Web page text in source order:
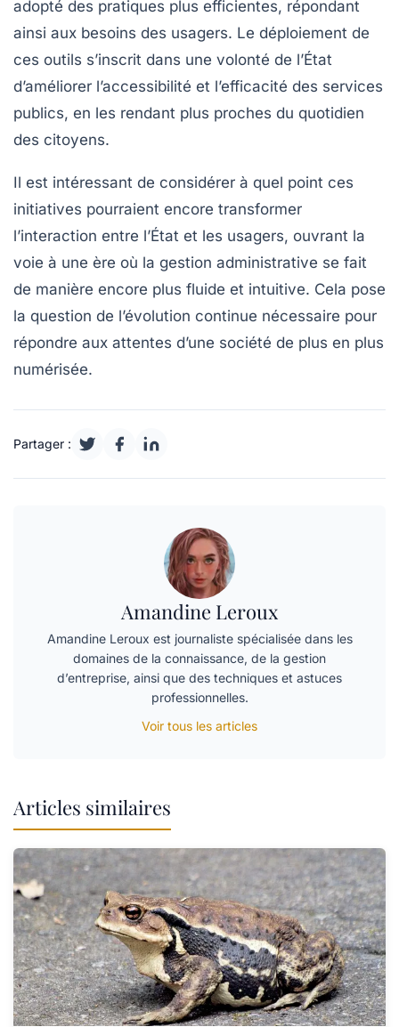
adopté des pratiques plus efficientes, répondant
ainsi aux besoins des usagers. Le déploiement de
ces outils s’inscrit dans une volonté de l’État
d’améliorer l’accessibilité et l’efficacité des services
publics, en les rendant plus proches du quotidien
des citoyens.
Il est intéressant de considérer à quel point ces
initiatives pourraient encore transformer
l’interaction entre l’État et les usagers, ouvrant la
voie à une ère où la gestion administrative se fait
de manière encore plus fluide et intuitive. Cela pose
la question de l’évolution continue nécessaire pour
répondre aux attentes d’une société de plus en plus
numérisée.
Partager :
Amandine Leroux
Amandine Leroux est journaliste spécialisée dans les
domaines de la connaissance, de la gestion
d’entreprise, ainsi que des techniques et astuces
professionnelles.
Voir tous les articles
Articles similaires